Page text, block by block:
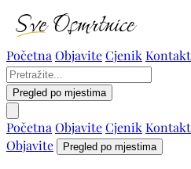
Početna ObjaviteCjenik Kontakt
Pregled po mjestima
Početna ObjaviteCjenik Kontakt
Objavite
Pregled po mjestima